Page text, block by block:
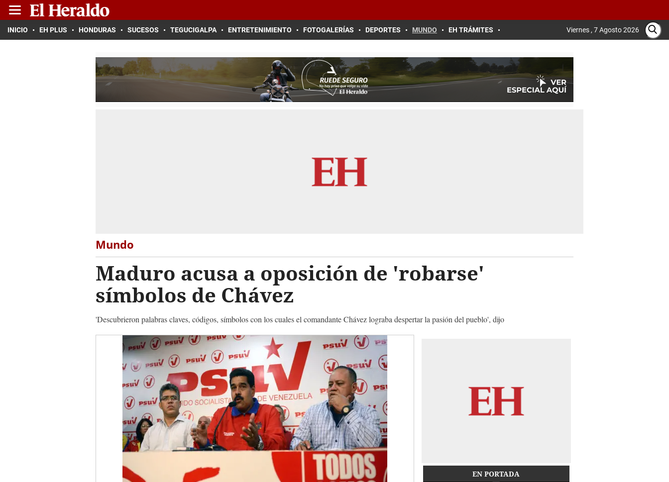
INICIO EH PLUS HONDURAS SUCESOS TEGUCIGALPA ENTRETENIMIENTO FOTOGALERÍAS DEPORTES MUNDO EH TRÁMITES Viernes , 7 Agosto 2026
Mundo
Maduro acusa a oposición de 'robarse'
símbolos de Chávez
'Descubrieron palabras claves, códigos, símbolos con los cuales el comandante Chávez lograba despertar la pasión del pueblo', dijo
EN PORTADA